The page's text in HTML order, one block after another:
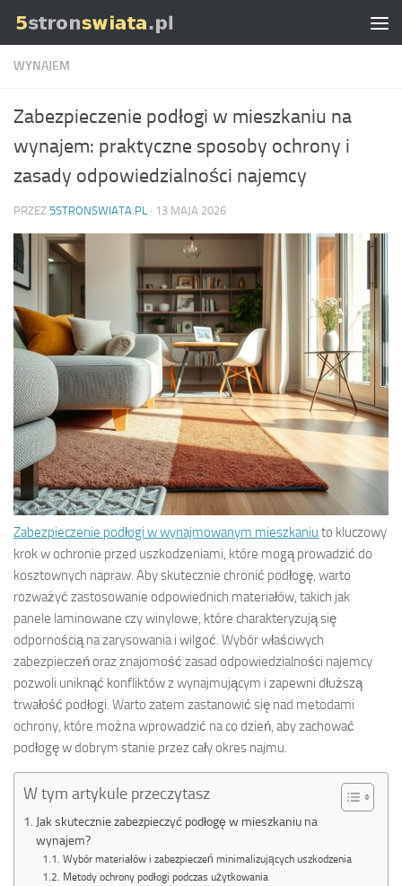
Skip to content
WYNAJEM
Zabezpieczenie podłogi w mieszkaniu na
wynajem: praktyczne sposoby ochrony i
zasady odpowiedzialności najemcy
PRZEZ 5STRONSWIATA.PL · 13 MAJA 2026
Zabezpieczenie podłogi w wynajmowanym mieszkaniu to kluczowy
krok w ochronie przed uszkodzeniami, które mogą prowadzić do
kosztownych napraw. Aby skutecznie chronić podłogę, warto
rozważyć zastosowanie odpowiednich materiałów, takich jak
panele laminowane czy winylowe, które charakteryzują się
odpornością na zarysowania i wilgoć. Wybór właściwych
zabezpieczeń oraz znajomość zasad odpowiedzialności najemcy
pozwoli uniknąć konfliktów z wynajmującym i zapewni dłuższą
trwałość podłogi. Warto zatem zastanowić się nad metodami
ochrony, które można wprowadzić na co dzień, aby zachować
podłogę w dobrym stanie przez cały okres najmu.
W tym artykule przeczytasz
Jak skutecznie zabezpieczyć podłogę w mieszkaniu na
wynajem?
Wybór materiałów i zabezpieczeń minimalizujących uszkodzenia
Metody ochrony podłogi podczas użytkowania